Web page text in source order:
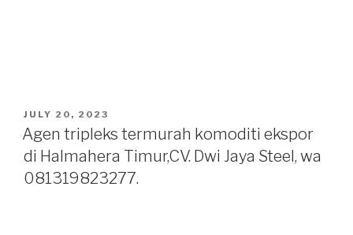
POSTED
ON
JULY 20, 2023
Agen tripleks termurah komoditi ekspor
di Halmahera Timur,CV. Dwi Jaya Steel, wa
081319823277.